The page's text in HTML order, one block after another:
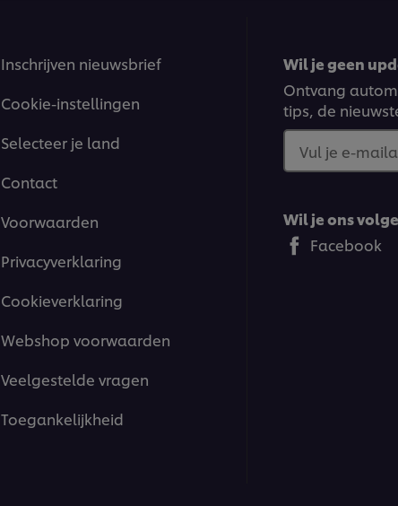
Inschrijven nieuwsbrief
Cookie-instellingen
Selecteer je land
Contact
Voorwaarden
Privacyverklaring
Cookieverklaring
Webshop voorwaarden
Veelgestelde vragen
Toegankelijkheid
Wil je geen
Ontvang
tips, de
Vul je e-
Wil je ons
Facebook